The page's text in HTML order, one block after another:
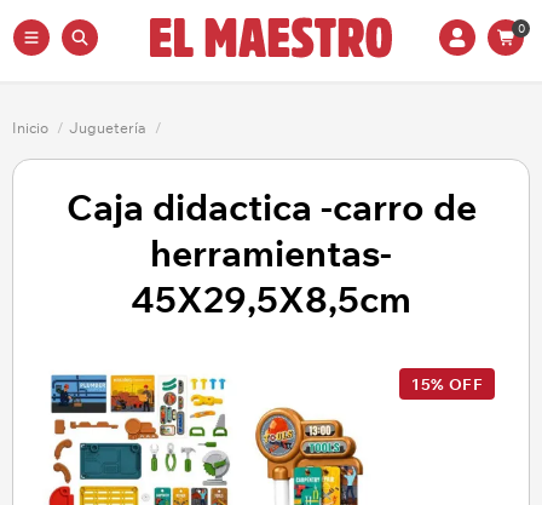
0
Inicio / Juguetería /
Caja didactica -carro de
herramientas-
45X29,5X8,5cm
15% OFF